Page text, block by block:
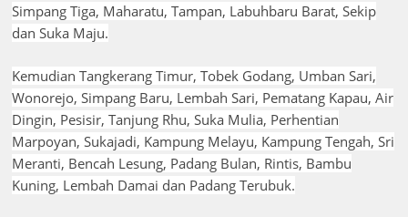
Simpang Tiga, Maharatu, Tampan, Labuhbaru Barat, Sekip
dan Suka Maju.
Kemudian Tangkerang Timur, Tobek Godang, Umban Sari,
Wonorejo, Simpang Baru, Lembah Sari, Pematang Kapau, Air
Dingin, Pesisir, Tanjung Rhu, Suka Mulia, Perhentian
Marpoyan, Sukajadi, Kampung Melayu, Kampung Tengah, Sri
Meranti, Bencah Lesung, Padang Bulan, Rintis, Bambu
Kuning, Lembah Damai dan Padang Terubuk.